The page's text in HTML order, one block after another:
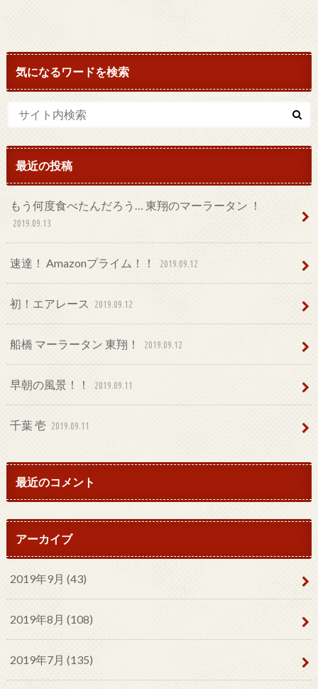
気になるワードを検索
最近の投稿
もう何度食べたんだろう… 東翔のマーラータン ！
2019.09.13
速達！ Amazonプライム！！ 2019.09.12
初！エアレース 2019.09.12
船橋 マーラータン 東翔！ 2019.09.12
早朝の風景！！ 2019.09.11
千葉 壱 2019.09.11
最近のコメント
アーカイブ
2019年9月 (43)
2019年8月 (108)
2019年7月 (135)